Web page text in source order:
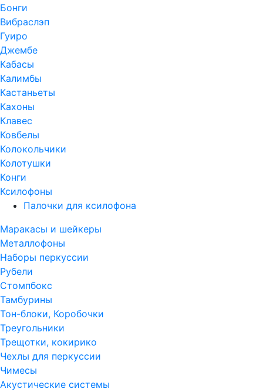
Бонги
Вибраслэп
Гуиро
Джембе
Кабасы
Калимбы
Кастаньеты
Кахоны
Клавес
Ковбелы
Колокольчики
Колотушки
Конги
Ксилофоны
Палочки для ксилофона
Маракасы и шейкеры
Металлофоны
Наборы перкуссии
Рубели
Стомпбокс
Тамбурины
Тон-блоки, Коробочки
Треугольники
Трещотки, кокирико
Чехлы для перкуссии
Чимесы
Акустические системы